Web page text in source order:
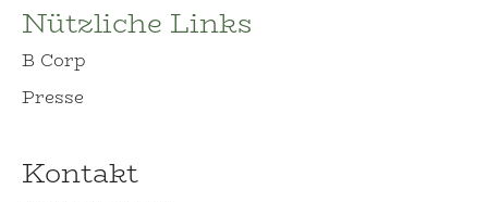
Nützliche Links
B Corp
Presse
Kontakt